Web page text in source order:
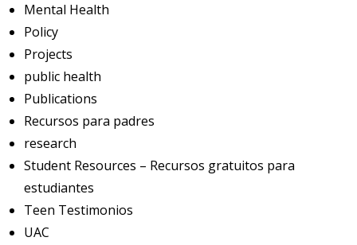
Mental Health
Policy
Projects
public health
Publications
Recursos para padres
research
Student Resources – Recursos gratuitos para
estudiantes
Teen Testimonios
UAC